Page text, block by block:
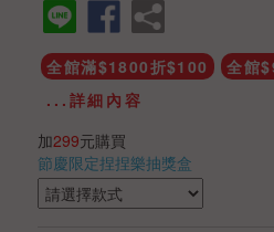
全館滿$1800折$100
全館
...詳細內容
加299元購買
節慶限定捏捏樂抽獎盒